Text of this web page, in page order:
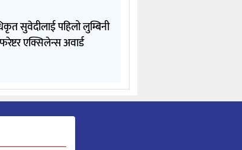
सुवेदीलाई पहिलो लुम्बिनी
एक्सिलेन्स अवार्ड